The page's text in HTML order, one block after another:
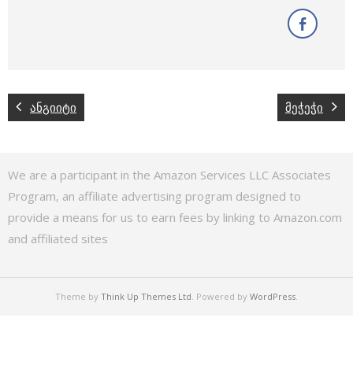
ანგიიტი მეჭეჭი
We are a participant in the Amazon Services LLC Associates
Program, an affiliate advertising program designed to
provide a means for us to earn fees by linking to Amazon.com
and affiliated sites
Theme by Think Up Themes Ltd . Powered by WordPress